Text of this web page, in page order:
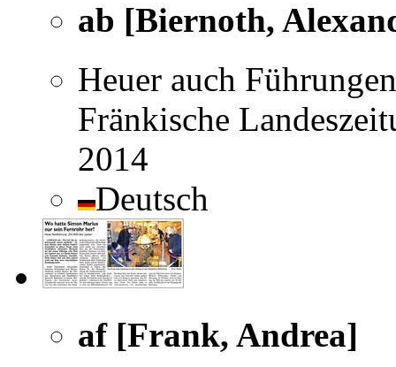
ab [Biernoth,
Heuer auch
Fränkische
2014
Deutsch
af [Frank, Andrea]